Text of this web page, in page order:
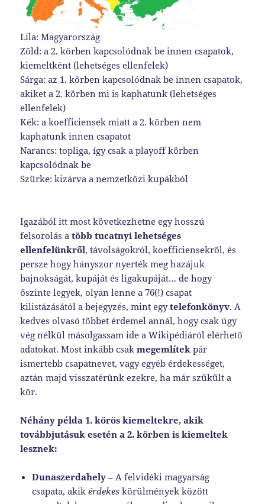
Lila: Magyarország
Zöld: a 2. körben kapcsolódnak be innen csapatok,
kiemeltként (lehetséges ellenfelek)
Sárga: az 1. körben kapcsolódnak be innen csapatok,
akiket a 2. körben mi is kaphatunk (lehetséges
ellenfelek)
Kék: a koefficiensek miatt a 2. körben nem
kaphatunk innen csapatot
Narancs: topliga, így csak a playoff körben
kapcsolódnak be
Szürke: kizárva a nemzetközi kupákból
Igazából itt most következhetne egy hosszú
felsorolás atöbb tucatnyi lehetséges
ellenfelünkről, távolságokról, koefficiensekről, és
persze hogy hányszor nyerték meg hazájuk
bajnokságát, kupáját és ligakupáját… de hogy
őszinte legyek, olyan lenne a 76(!) csapat
kilistázásától a bejegyzés, mint egytelefonkönyv. A
kedves olvasó többet érdemel annál, hogy csak úgy
vég nélkül másolgassam ide a Wikipédiáról elérhető
adatokat. Most inkább csakmegemlítekpár
ismertebb csapatnevet, vagy egyéb érdekességet,
aztán majd visszatérünk ezekre, ha már szűkült a
kör.
Néhány példa 1. körös kiemeltekre, akik
továbbjutásuk esetén a 2. körben is kiemeltek
lesznek:
Dunaszerdahely – A felvidéki magyarság
csapata, akikérdekes körülmények között